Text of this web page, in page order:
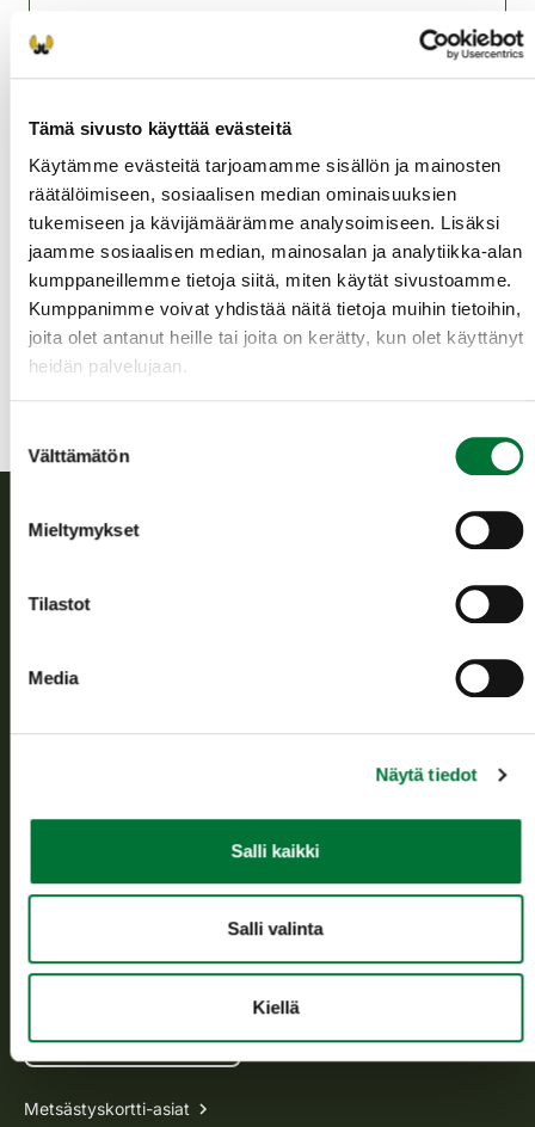
Tämä sivusto käyttää evästeitä
Käytämme evästeitä tarjoamamme sisällön ja mainosten
räätälöimiseen, sosiaalisen median ominaisuuksien
tukemiseen ja kävijämäärämme analysoimiseen. Lisäksi
jaamme sosiaalisen median, mainosalan ja analytiikka-alan
kumppaneillemme tietoja siitä, miten käytät sivustoamme.
Kumppanimme voivat yhdistää näitä tietoja muihin tietoihin,
joita olet antanut heille tai joita on kerätty, kun olet käyttänyt
heidän palvelujaan.
valinta
Välttämätön
Mieltymykset
Tilastot
Media
Näytä tiedot
Salli kaikki
Salli valinta
Kiellä
verkkokauppahttps://kauppa.riista.fi/
myynnissä myös verkko-oppaana –> sisällön
katselemiseen tarvitset oma-riista tunnukset.
Lisätiedot Sirpa Kainulainen 044 522 28 58
Sonkajärven riistanhoitoyhdistys
Pohjois-Savo
sonkajarvi@rhy.riista.fi
Suomen riistakeskus edistää kestävää riistataloutta, tukee
hallintotehtävistä.
Tietoa meistä
p. 029 431 2001
Usein kysytyt kysymykset
Kaikki yhteystiedot
Metsästyskortti-asiat